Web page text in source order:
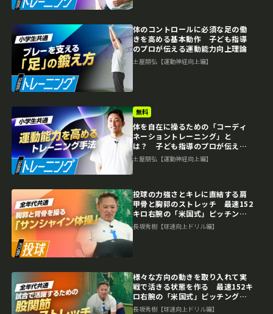
体のコントロールに必須な足の働
きを高める基本動作 子ども指導
のプロが伝える運動能力向上理論
土屋朋弘【運動神経向上編】
無料
体を自在に操るための「コーディ
ネーショントレーニング」と
は？ 子ども指導のプロが伝える
運動能力向上理論
土屋朋弘【運動神経向上編】
投球の力強さとキレに直結する肩
甲骨と胸郭のストレッチ 最速152
キロ右腕の「米国式」ピッチング
上達論
長坂秀樹【球速向上ドリル編】
様々な方向の動きを取り入れて実
戦で活きる状態を作る 最速152キ
ロ右腕の「米国式」ピッチング上
達論
長坂秀樹【球速向上ドリル編】